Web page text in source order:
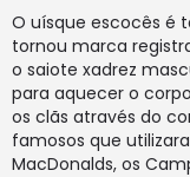
O uísque escocês é
tornou marca
o saiote xadrez
para aquecer o
os clãs através do
famosos que
MacDonalds, os